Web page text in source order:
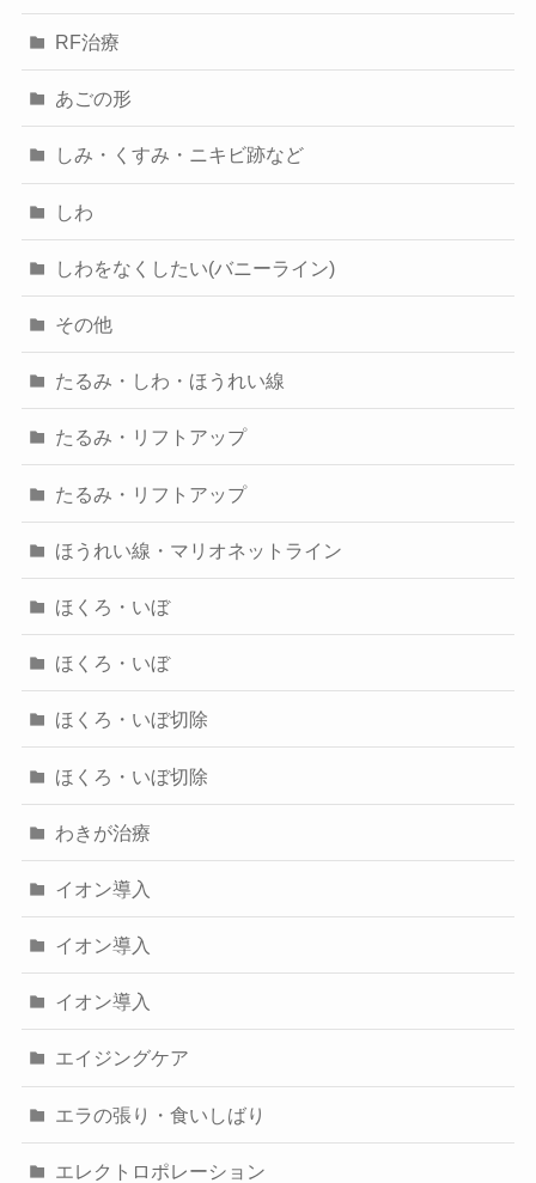
RF治療
あごの形
しみ・くすみ・ニキビ跡など
しわ
しわをなくしたい(バニーライン)
その他
たるみ・しわ・ほうれい線
たるみ・リフトアップ
たるみ・リフトアップ
ほうれい線・マリオネットライン
ほくろ・いぼ
ほくろ・いぼ
ほくろ・いぼ切除
ほくろ・いぼ切除
わきが治療
イオン導入
イオン導入
イオン導入
エイジングケア
エラの張り・食いしばり
エレクトロポレーション